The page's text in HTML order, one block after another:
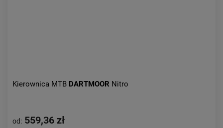
Kierownica MTB DARTMOOR Nitro
od: 559,36 zł